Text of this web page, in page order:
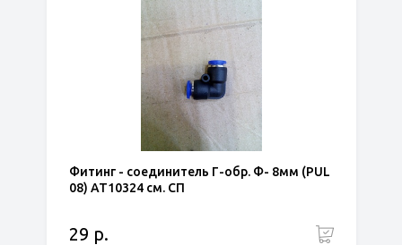
Фитинг - соединитель Г-обр. Ф- 8мм (PUL
08) АТ10324 см. СП
29 р.